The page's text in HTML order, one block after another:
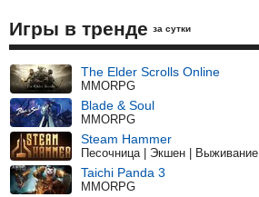
Игры в тренде за сутки
The Elder Scrolls Online
MMORPG
Blade & Soul
MMORPG
Steam Hammer
Песочница | Экшен | Выживание
Taichi Panda 3
MMORPG